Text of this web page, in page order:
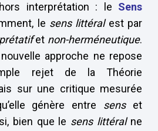
interprétation : le Sens
le sens littéralest par
et non-herméneutique.
approche ne repose
rejet de la Théorie
sur une critique mesurée
génère entre senset
bien que le sens littéralne